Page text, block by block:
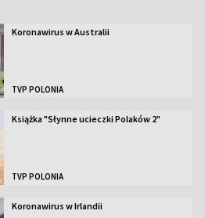
Koronawirus w Australii
TVP POLONIA
Książka "Słynne ucieczki Polaków 2"
TVP POLONIA
Koronawirus w Irlandii